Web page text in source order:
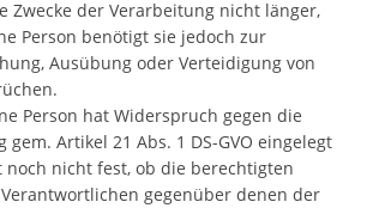
Zwecke der Verarbeitung nicht länger,
Person benötigt sie jedoch zur
Ausübung oder Verteidigung von
Person hat Widerspruch gegen die
gem. Artikel 21 Abs. 1 DS-GVO eingelegt
noch nicht fest, ob die berechtigten
gegenüber denen der